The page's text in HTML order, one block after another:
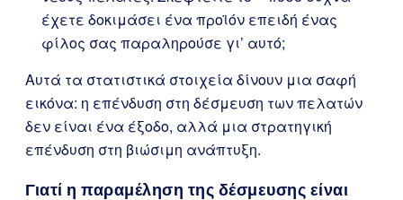
έχετε δοκιμάσει ένα προϊόν επειδή ένας
φίλος σας παραληρούσε γι’ αυτό;
Αυτά τα στατιστικά στοιχεία δίνουν μια σαφή
εικόνα: η επένδυση στη δέσμευση των πελατών
δεν είναι ένα έξοδο, αλλά μια στρατηγική
επένδυση στη βιώσιμη ανάπτυξη.
Γιατί η παραμέληση της δέσμευσης είναι